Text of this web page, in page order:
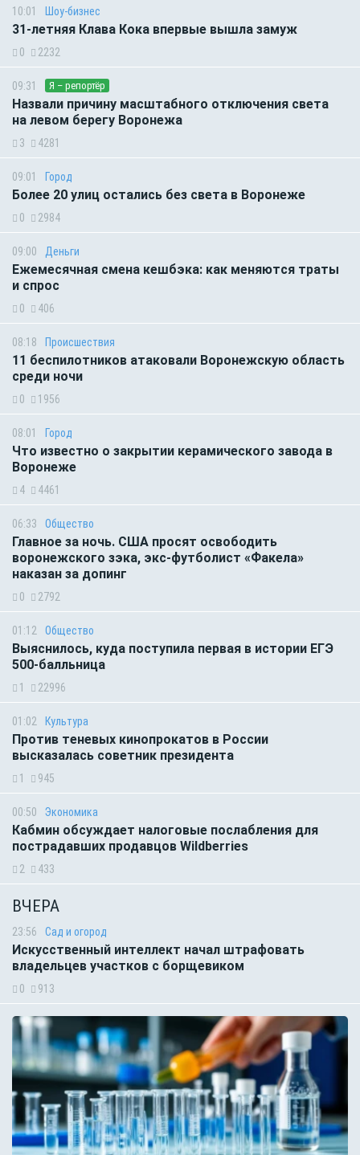
10:01 Шоу-бизнес
31-летняя Клава Кока впервые вышла замуж
0 2232
09:31 Я – репортёр
Назвали причину масштабного отключения света
на левом берегу Воронежа
3 4281
09:01 Город
Более 20 улиц остались без света в Воронеже
0 2984
09:00 Деньги
Ежемесячная смена кешбэка: как меняются траты
и спрос
0 406
08:18 Происшествия
11 беспилотников атаковали Воронежскую область
среди ночи
0 1956
08:01 Город
Что известно о закрытии керамического завода в
Воронеже
4 4461
06:33 Общество
Главное за ночь. CША просят освободить
воронежского зэка, экс-футболист «Факела»
наказан за допинг
0 2792
01:12 Общество
Выяснилось, куда поступила первая в истории ЕГЭ
500-балльница
1 22996
01:02 Культура
Против теневых кинопрокатов в России
высказалась советник президента
1 945
00:50 Экономика
Кабмин обсуждает налоговые послабления для
пострадавших продавцов Wildberries
2 433
ВЧЕРА
23:56 Сад и огород
Искусственный интеллект начал штрафовать
владельцев участков с борщевиком
0 913